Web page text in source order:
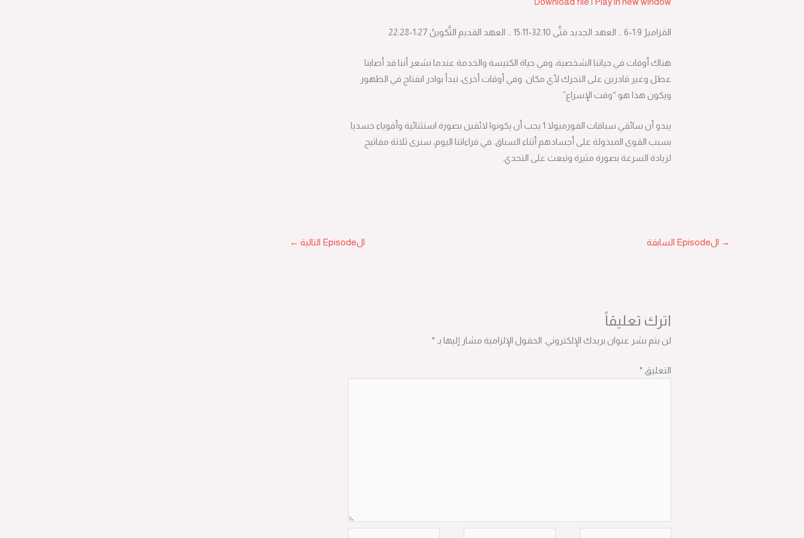
RSS FEED
EMBED
المَزاميرُ 9:‏1-‏6 … العهد الجديد مَتَّى 10:‏32-‏11:‏15 … العهد القديم التَّكوينُ 27:‏1-‏28:‏22
هناك أوقات في حياتنا الشخصية، وفي حياة الكنيسة والخدمة عندما نشعر أننا قد أصابنا
عطل وغير قادرين على التحرك لأي مكان. وفي أوقات أخرى، تبدأ بوادر انفتاح في الظهور
ويكون هذا هو “وقت الإسراع”.
يبدو أن سائقي سباقات الفورميولا 1 يجب أن يكونوا لائقين بصورة استثنائية وأقوياء جسديا
بسبب القوى المبذولة على أجسادهم أثناء السباق. في قراءاتنا اليوم، سنرى ثلاثة مفاتيح
لزيادة السرعة بصورة مثيرة وتبعث على التحدي.
→ الEpisode السابقة الEpisode التالية ←
اترك تعليقاً
لن يتم نشر عنوان بريدك الإلكتروني. الحقول الإلزامية مشار إليها بـ *
التعليق *